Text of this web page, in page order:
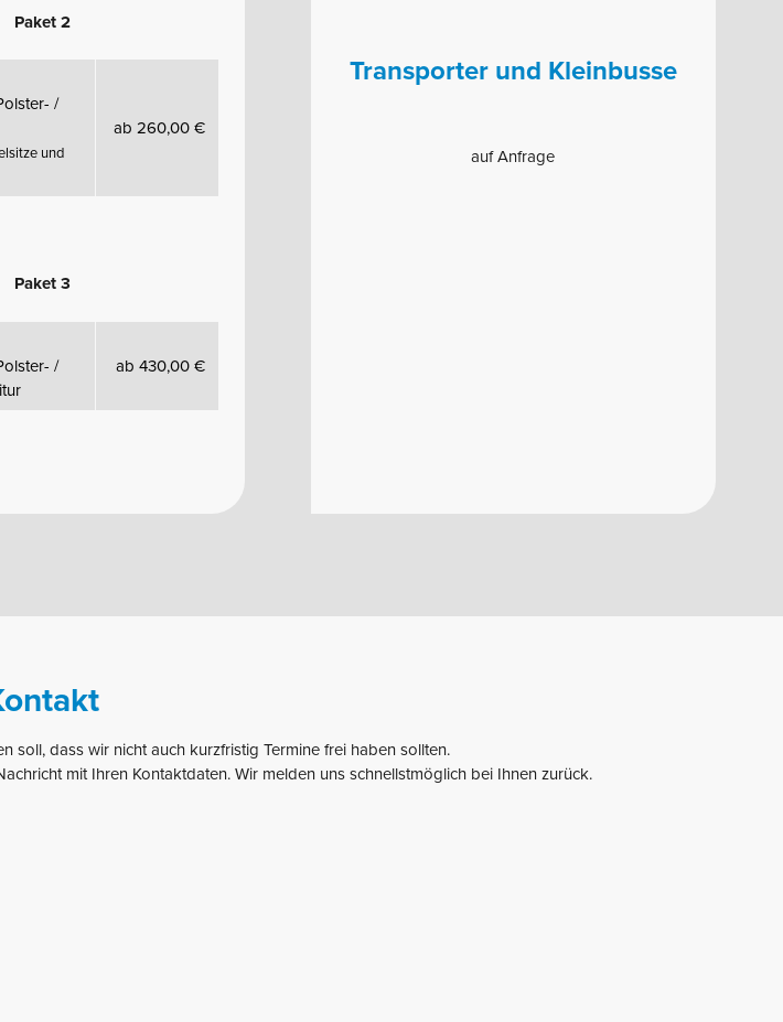
Paket 2
/
und
ab 260,00 €
Paket 3
/
ab 430,00 €
Transporter und Kleinbusse
auf Anfrage
soll, dass wir nicht auch kurzfristig Termine frei haben sollten.
mit Ihren Kontaktdaten. Wir melden uns schnellstmöglich bei Ihnen zurück.